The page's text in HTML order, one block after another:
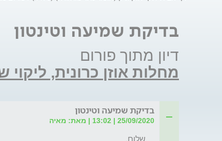
בדיקת שמיעה וטינטון
דיון מתוך פורום
מחלות אוזן כרונית,
בדיקת שמיעה וטינטון
25/09/2020 | 13:02 | מאת: מאיה